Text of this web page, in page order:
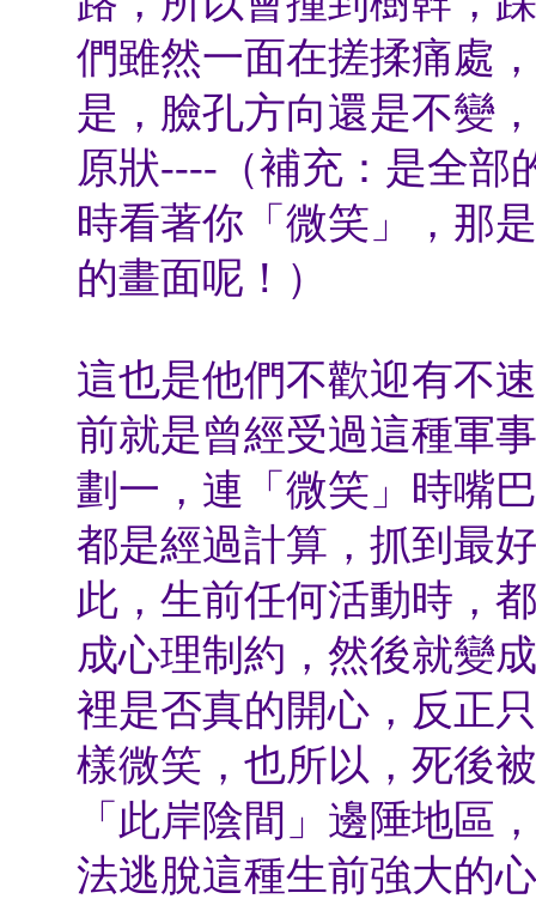
們雖然一面在搓揉痛處
是，臉孔方向還是不變
原狀----（補充：是全部
時看著你「微笑」，那
的畫面呢！）
這也是他們不歡迎有不
前就是曾經受過這種軍
劃一，連「微笑」時嘴
都是經過計算，抓到最
此，生前任何活動時，
成心理制約，然後就變
裡是否真的開心，反正
樣微笑，也所以，死後
「此岸陰間」邊陲地區
法逃脫這種生前強大的